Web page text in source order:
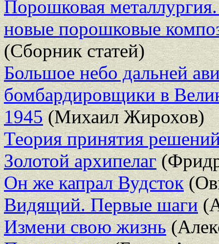
Порошковая
новые порошковые
(Сборник статей)
Большое небо дальней
бомбардировщики в
1945(Михаил Жирохов)
Теория принятия
Золотой архипелаг
Он же капрал Вудсток
Видящий. Первые шаги
Измени свою жизнь